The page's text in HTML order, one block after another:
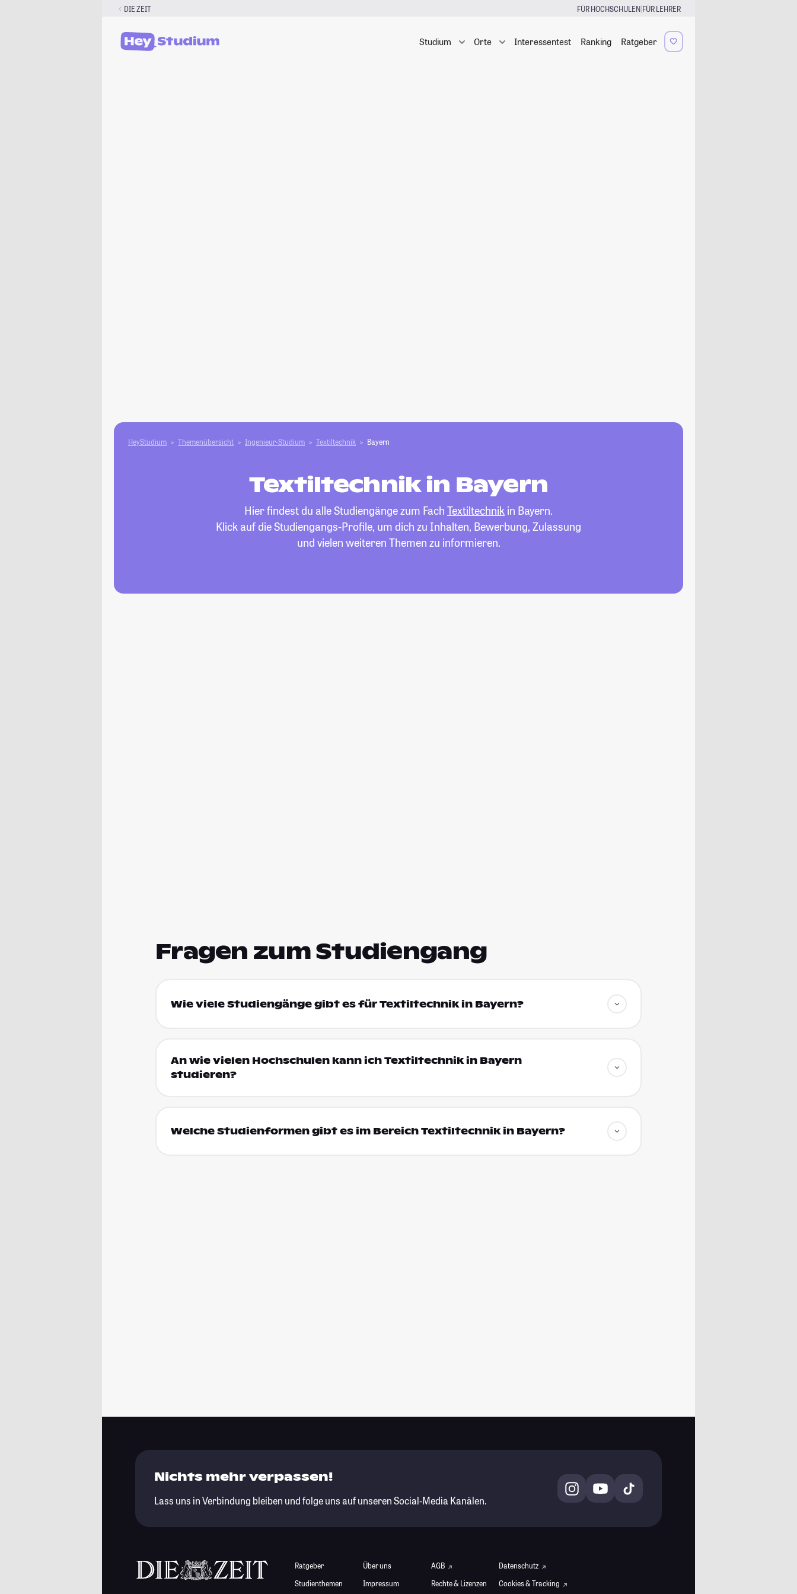
DIE ZEIT FÜR HOCHSCHULEN|FÜR LEHRER
Studium Orte Interessentest Ranking Ratgeber
HeyStudium Themenübersicht Ingenieur-Studium Textiltechnik Bayern
Textiltechnik in Bayern
Hier findest du alle Studiengänge zum Fach Textiltechnik in Bayern.
Klick auf die Studiengangs-Profile, um dich zu Inhalten, Bewerbung, Zulassung
und vielen weiteren Themen zu informieren.
Fragen zum Studiengang
Wie viele Studiengänge gibt es für Textiltechnik in Bayern?
An wie vielen Hochschulen kann ich Textiltechnik in Bayern
studieren?
Welche Studienformen gibt es im Bereich Textiltechnik in Bayern?
Nichts mehr verpassen!
Lass uns in Verbindung bleiben und folge uns auf unseren Social-Media Kanälen.
Ratgeber
Studienthemen
Über uns
Impressum
AGB
Rechte & Lizenzen
Datenschutz
Cookies & Tracking